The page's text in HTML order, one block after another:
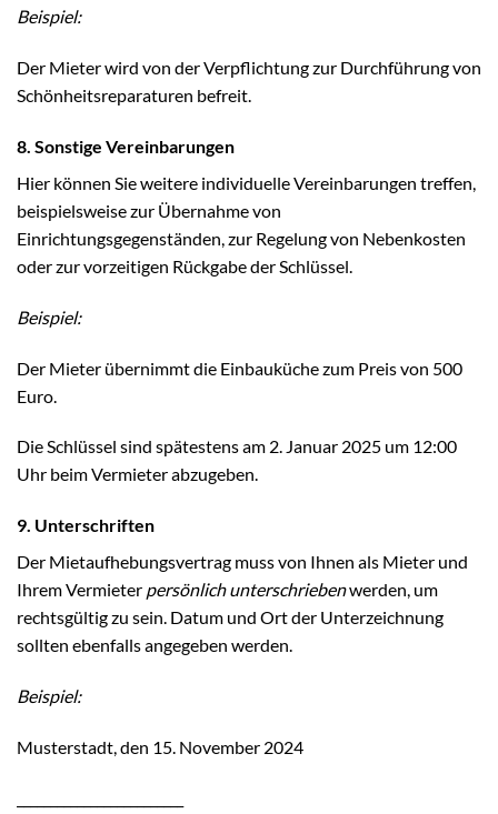
Beispiel:
Der Mieter wird von der Verpflichtung zur Durchführung von
Schönheitsreparaturen befreit.
8. Sonstige Vereinbarungen
Hier können Sie weitere individuelle Vereinbarungen treffen,
beispielsweise zur Übernahme von
Einrichtungsgegenständen, zur Regelung von Nebenkosten
oder zur vorzeitigen Rückgabe der Schlüssel.
Beispiel:
Der Mieter übernimmt die Einbauküche zum Preis von 500
Euro.
Die Schlüssel sind spätestens am 2. Januar 2025 um 12:00
Uhr beim Vermieter abzugeben.
9. Unterschriften
Der Mietaufhebungsvertrag muss von Ihnen als Mieter und
Ihrem Vermieter persönlich unterschriebenwerden, um
rechtsgültig zu sein. Datum und Ort der Unterzeichnung
sollten ebenfalls angegeben werden.
Beispiel:
Musterstadt, den 15. November 2024